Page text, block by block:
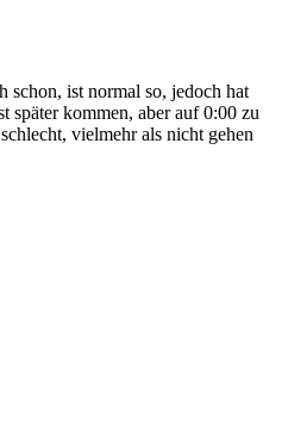
schon, ist normal so, jedoch hat
später kommen, aber auf 0:00 zu
vielmehr als nicht gehen